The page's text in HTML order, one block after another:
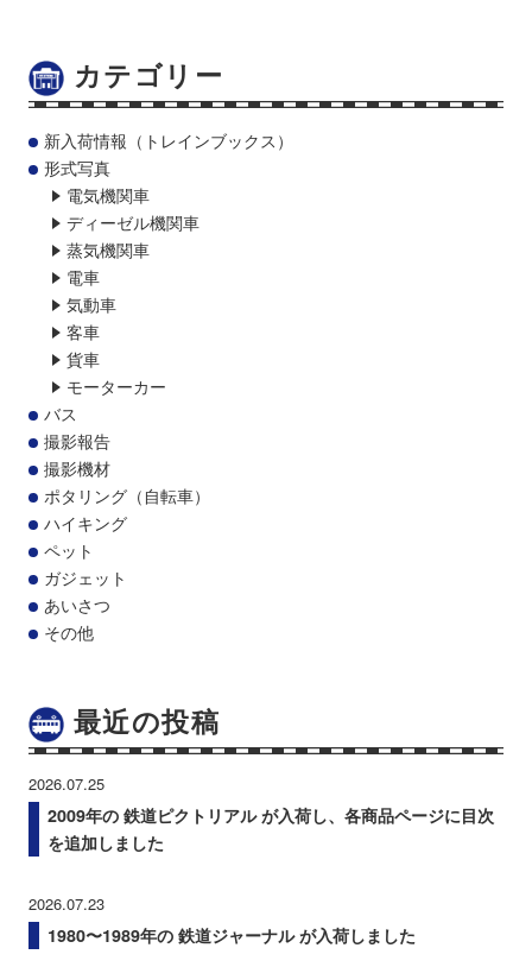
カテゴリー
新入荷情報（トレインブックス）
形式写真
電気機関車
ディーゼル機関車
蒸気機関車
電車
気動車
客車
貨車
モーターカー
バス
撮影報告
撮影機材
ポタリング（自転車）
ハイキング
ペット
ガジェット
あいさつ
その他
最近の投稿
2026.07.25
2009年の 鉄道ピクトリアル が入荷し、各商品ページに目次
を追加しました
2026.07.23
1980〜1989年の 鉄道ジャーナル が入荷しました